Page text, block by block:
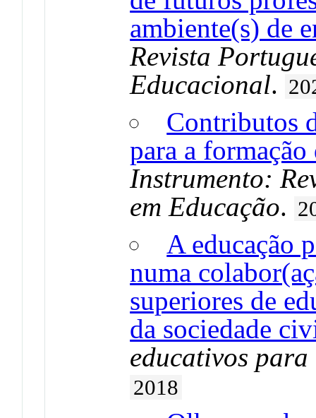
ambiente(s) de
Revista
Educacional.
Contributos
para a
Instrumento:
em Educação.
A educação
numa
superiores de
da sociedade
educativos
2018